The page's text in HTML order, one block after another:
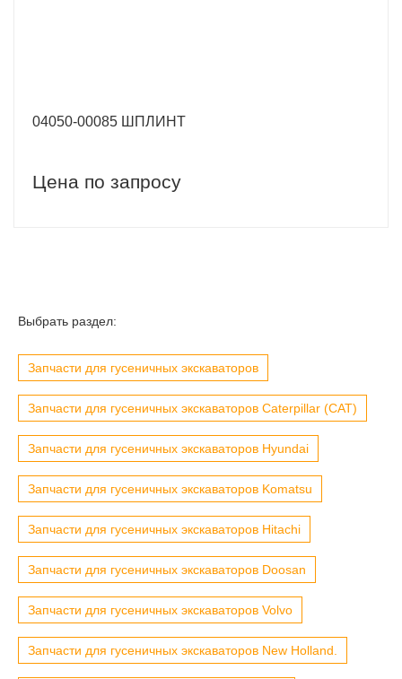
04050-00085 ШПЛИНТ
Цена по запросу
Выбрать раздел:
Запчасти для гусеничных экскаваторов
Запчасти для гусеничных экскаваторов Caterpillar (CAT)
Запчасти для гусеничных экскаваторов Hyundai
Запчасти для гусеничных экскаваторов Komatsu
Запчасти для гусеничных экскаваторов Hitachi
Запчасти для гусеничных экскаваторов Doosan
Запчасти для гусеничных экскаваторов Volvo
Запчасти для гусеничных экскаваторов New Holland.